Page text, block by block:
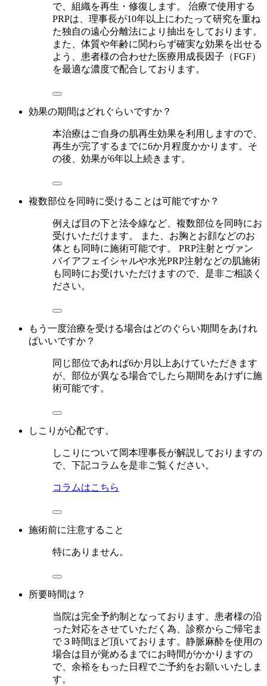
で、組織を再生・修復します。 治療で使用する
PRPは、理事長が10年以上にわたって研究を重ね
た独自の遠心分離法により抽出をしております。
また、体質や年齢に関わらず確実な効果を出せる
よう、患者様の合わせた医療用成長因子（FGF）
を最適な濃度で配合しております。
効果の期間はどれぐらいですか？
本治療はご自身の肌再生効果を利用しますので、
再生が完了するまでに6か月程度かかります。そ
の後、効果が6年以上続きます。
複数部位を同時に受けることは可能ですか？
例えば目の下と法令線など、複数部位を同時にお
受けいただけます。 また、お胸とお顔などのお
体とも同時に施術可能です。 PRP注射とヴァン
パイアフェイシャルや水光PRP注射などの肌施術
も同時にお受けいただけますので、是非ご相談く
ださい。
もう一度治療を受ける場合はどのぐらい期間をあけれ
ばいいですか？
同じ部位であれば6か月以上あけていただきます
が、部位が異なる場合でしたら期間をあけずに施
術可能です。
しこりが心配です。
しこりについて岡本理事長が解説しておりますの
で、下記コラムを是非ご覧ください。
コラムはこちら
施術前に注意すること
特にありません。
所要時間は？
当院は完全予約制となっております。患者様の沿
った対応をさせていただく為、診察からご帰宅ま
で３時間ほど頂いております。静脈麻酔を使用の
場合は目が覚めるまでにお時間がかかりますの
で、余裕をもった日程でご予約をお願いいたしま
す。